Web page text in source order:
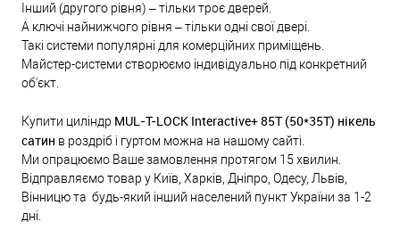
Інший (другого рівня) – тільки троє дверей.
А ключі найнижчого рівня – тільки одні свої двері.
Такі системи популярні для комерційних приміщень.
Майстер-системи створюємо індивідуально під конкретний
об'єкт.
Купити циліндр MUL-T-LOCK Interactive+ 85Т (50*35Т) нікель
сатин в роздріб і гуртом можна на нашому сайті.
Ми опрацюємо Ваше замовлення протягом 15 хвилин.
Відправляємо товар у Київ, Харків, Дніпро, Одесу, Львів,
Вінницю та будь-який інший населений пункт України за 1-2
дні.